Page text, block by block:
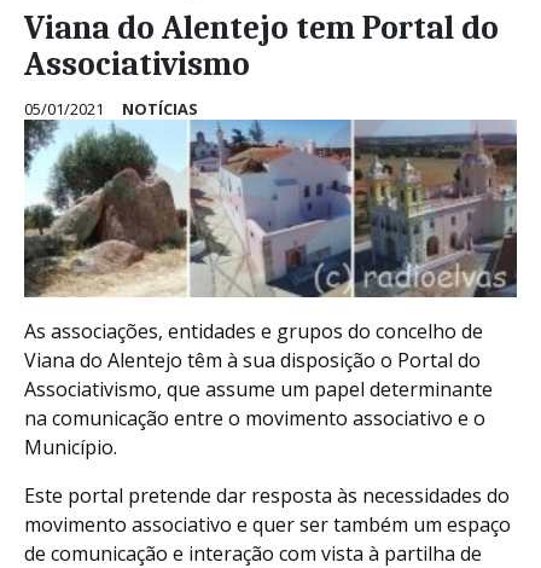
Viana do Alentejo tem Portal do
Associativismo
05/01/2021 NOTÍCIAS
As associações, entidades e grupos do concelho de
Viana do Alentejo têm à sua disposição o Portal do
Associativismo, que assume um papel determinante
na comunicação entre o movimento associativo e o
Município.
Este portal pretende dar resposta às necessidades do
movimento associativo e quer ser também um espaço
de comunicação e interação com vista à partilha de